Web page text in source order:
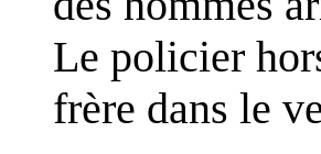
Le policier
frère dans le